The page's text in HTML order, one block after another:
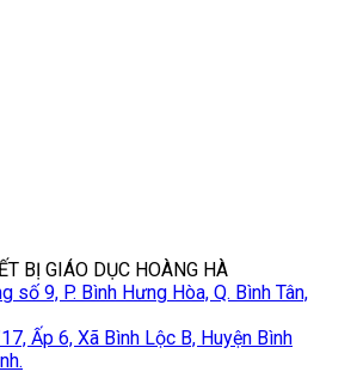
BỊ GIÁO DỤC HOÀNG HÀ
9, P. Bình Hưng Hòa, Q. Bình Tân,
Ấp 6, Xã Bình Lộc B, Huyện Bình